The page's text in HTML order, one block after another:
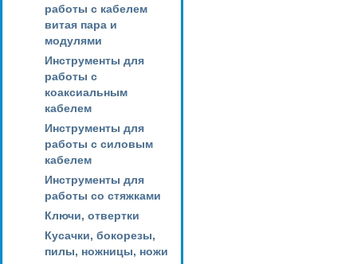
работы с кабелем
витая пара и
модулями
Инструменты для
работы с
коаксиальным
кабелем
Инструменты для
работы с силовым
кабелем
Инструменты для
работы со стяжками
Ключи, отвертки
Кусачки, бокорезы,
пилы, ножницы, ножи